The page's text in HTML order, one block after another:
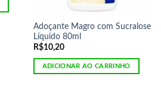
Adoçante Magro com Sucralose
Líquido 80ml
R$10,20
ADICIONAR AO CARRINHO